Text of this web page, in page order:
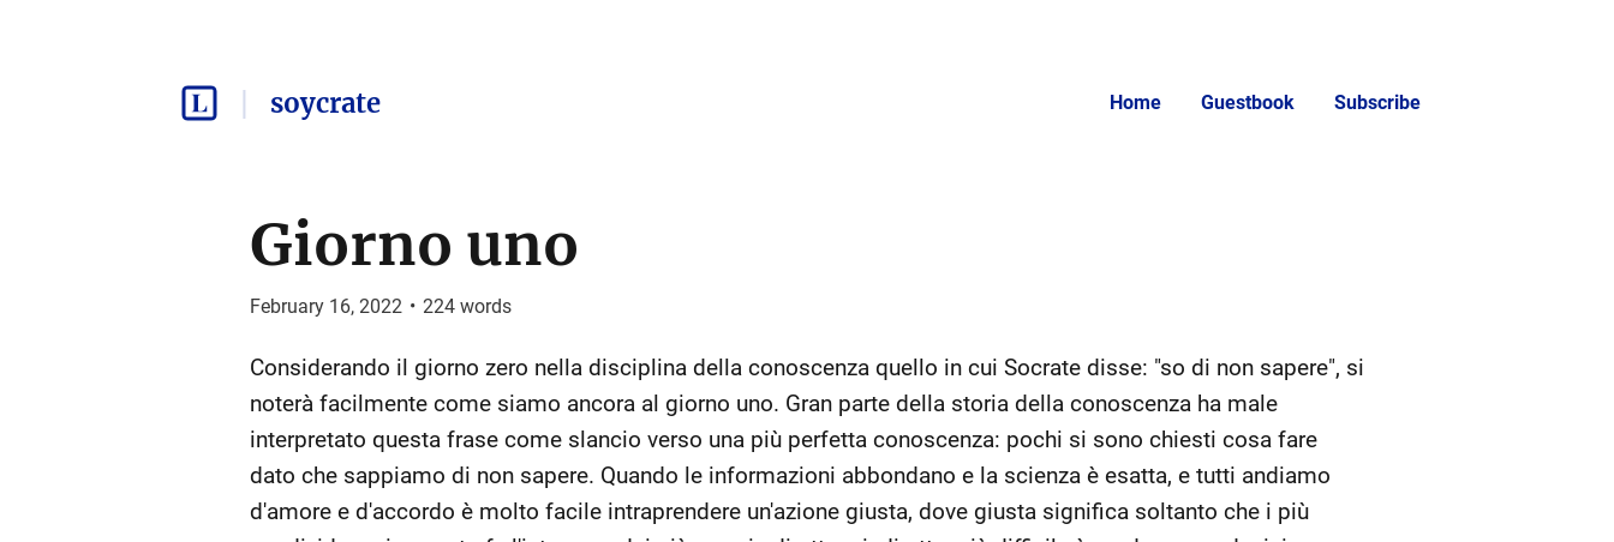
soycrate Home Guestbook Subscribe
Giorno uno
February 16, 2022 • 224words
Considerando il giorno zero nella disciplina della conoscenza quello in cui Socrate disse: "so di non sapere", si
noterà facilmente come siamo ancora al giorno uno. Gran parte della storia della conoscenza ha male
interpretato questa frase come slancio verso una più perfetta conoscenza: pochi si sono chiesti cosa fare
dato che sappiamo di non sapere. Quando le informazioni abbondano e la scienza è esatta, e tutti andiamo
d'amore e d'accordo è molto facile intraprendere un'azione giusta, dove giusta significa soltanto che i più